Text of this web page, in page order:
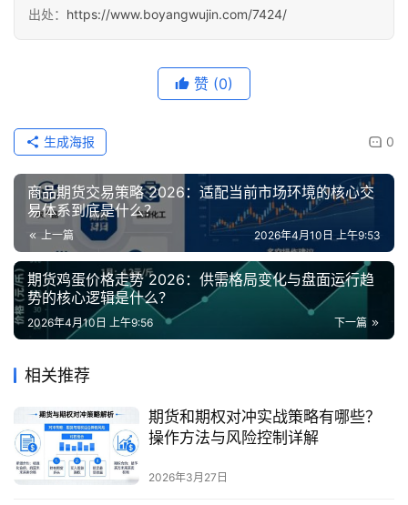
出处： https://www.boyangwujin.com/7424/
赞 (0)
0
生成海报
商品期货交易策略 2026：适配当前市场环境的核心交
易体系到底是什么？
上一篇 2026年4月10日 上午9:53
期货鸡蛋价格走势 2026：供需格局变化与盘面运行趋
势的核心逻辑是什么？
下一篇
2026年4月10日 上午9:56
相关推荐
期货和期权对冲实战策略有哪些？
操作方法与风险控制详解
2026年3月27日